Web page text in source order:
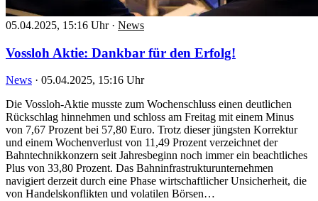
05.04.2025, 15:16 Uhr · News
Vossloh Aktie: Dankbar für den Erfolg!
News · 05.04.2025, 15:16 Uhr
Die Vossloh-Aktie musste zum Wochenschluss einen deutlichen
Rückschlag hinnehmen und schloss am Freitag mit einem Minus
von 7,67 Prozent bei 57,80 Euro. Trotz dieser jüngsten Korrektur
und einem Wochenverlust von 11,49 Prozent verzeichnet der
Bahntechnikkonzern seit Jahresbeginn noch immer ein beachtliches
Plus von 33,80 Prozent. Das Bahninfrastrukturunternehmen
navigiert derzeit durch eine Phase wirtschaftlicher Unsicherheit, die
von Handelskonflikten und volatilen Börsen…